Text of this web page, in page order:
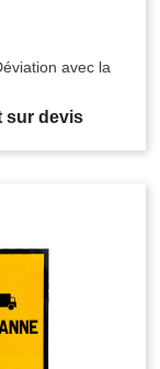
avec la
sur devis